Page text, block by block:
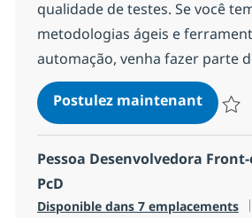
qualidade de testes. Se você
metodologias ágeis e
automação, venha fazer parte
Postulez maintenant
Pessoa Desenvolvedora
PcD
Disponible dans 7 emplacements